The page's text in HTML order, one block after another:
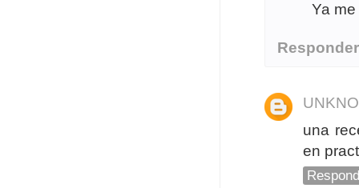
Ya
Responder
una
en